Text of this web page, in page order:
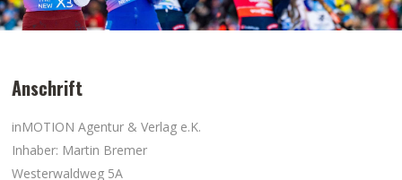
Anschrift
inMOTION Agentur & Verlag e.K.
Inhaber: Martin Bremer
Westerwaldweg 5A